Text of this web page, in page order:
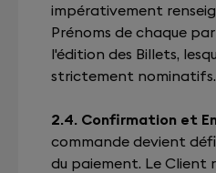
impérativement
Prénoms de chaque
l'édition des Billets,
strictement nominatifs.
2.4. Confirmation et
commande devient
du paiement. Le Client